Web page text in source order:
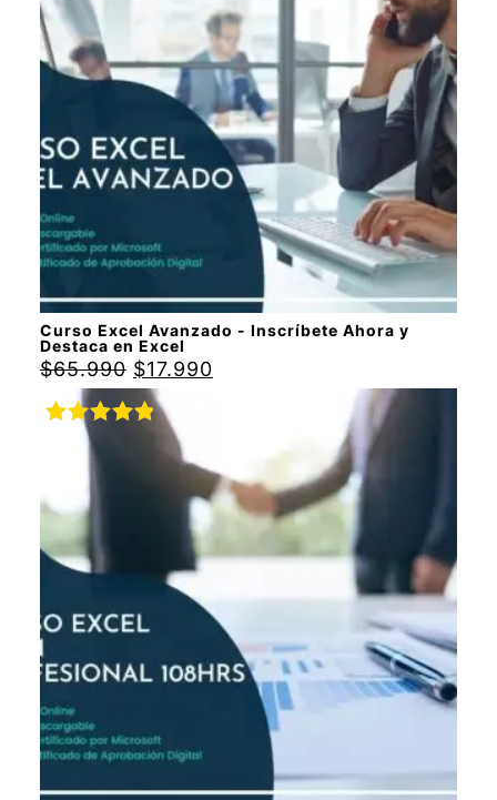
Curso Excel Avanzado - Inscríbete Ahora y
Destaca en Excel
$65.990 $17.990
Valorado
5.00